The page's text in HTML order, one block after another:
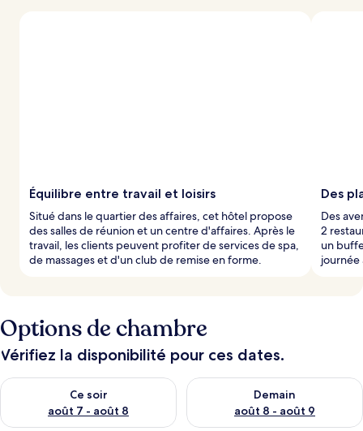
Équilibre entre travail et loisirs
Situé dans le quartier des affaires, cet hôtel propose
des salles de réunion et un centre d'affaires. Après le
travail, les clients peuvent profiter de services de spa,
de massages et d'un club de remise en forme.
Des
Des
2
un
journée
Options de chambre
Vérifiez la disponibilité pour ces dates.
Ce soir
août 7 - août 8
Vérifier la disponibilité pour ce soir août 7 - août 8
Demain
août 8 - août 9
Vérifier la disponibilité pour